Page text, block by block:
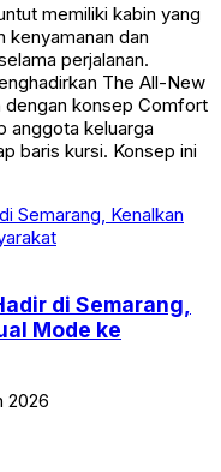
memiliki kabin yang
kenyamanan dan
perjalanan.
The All-New
konsep Comfort
anggota keluarga
baris kursi. Konsep ini
di Semarang,
Mode ke
2026